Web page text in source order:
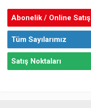
Abonelik / Online Satış
Tüm Sayılarımız
Satış Noktaları